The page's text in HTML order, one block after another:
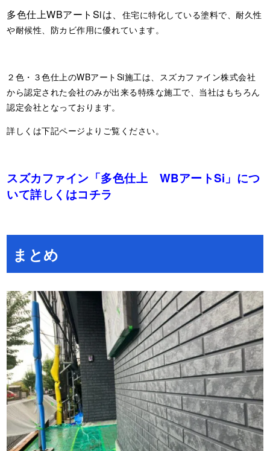
多色仕上WBアートSiは、 住宅に特化している塗料で、耐久性
や耐候性、防カビ作用に優れています。
２色・３色仕上のWBアートSi施工は、スズカファイン株式会社
から認定された会社のみが出来る特殊な施工で、当社はもちろん
認定会社となっております。
詳しくは下記ページよりご覧ください。
スズカファイン「多色仕上 WBアートSi」につ
いて詳しくはコチラ
まとめ